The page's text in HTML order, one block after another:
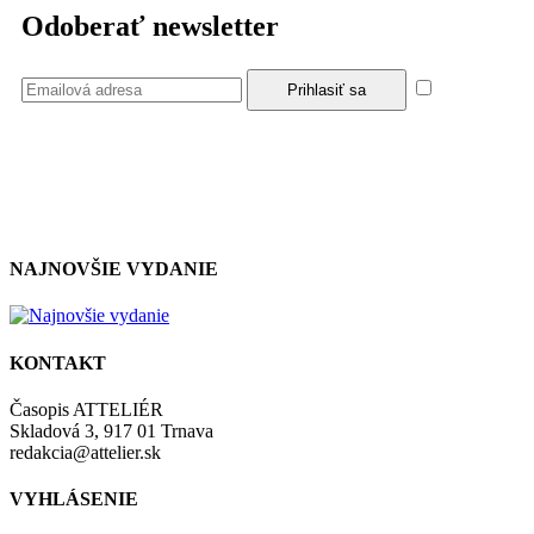
Odoberať newsletter
NAJNOVŠIE VYDANIE
KONTAKT
Časopis ATTELIÉR
Skladová 3, 917 01 Trnava
redakcia@attelier.sk
VYHLÁSENIE